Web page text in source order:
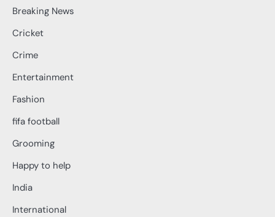
Breaking News
Cricket
Crime
Entertainment
Fashion
fifa football
Grooming
Happy to help
India
International